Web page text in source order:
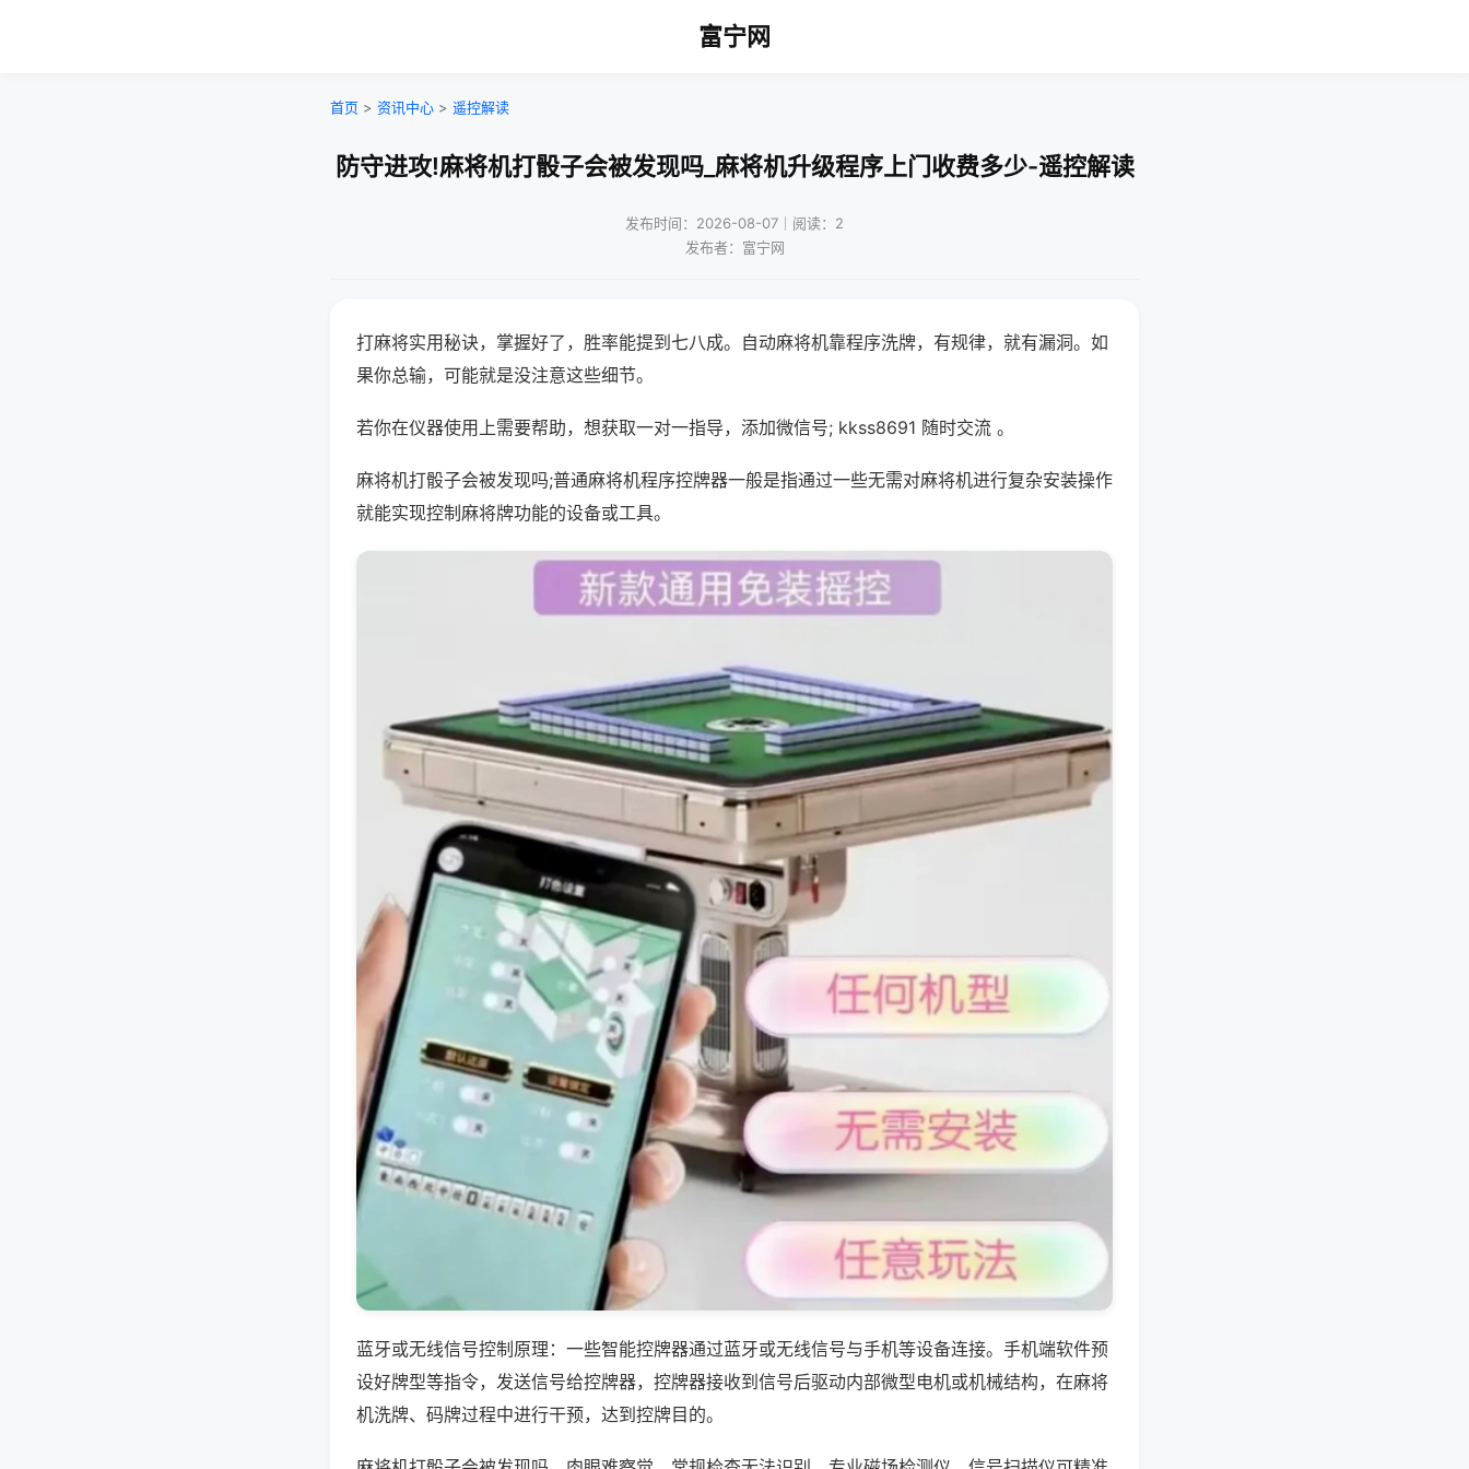
富宁网
首页 > 资讯中心 > 遥控解读
防守进攻!麻将机打骰子会被发现吗_麻将机升级程序上门收费多少-遥控解读
发布时间：2026-08-07｜阅读：2
发布者：富宁网
打麻将实用秘诀，掌握好了，胜率能提到七八成。自动麻将机靠程序洗牌，有规律，就有漏洞。如
果你总输，可能就是没注意这些细节。
若你在仪器使用上需要帮助，想获取一对一指导，添加微信号; kkss8691 随时交流 。
麻将机打骰子会被发现吗;普通麻将机程序控牌器一般是指通过一些无需对麻将机进行复杂安装操作
就能实现控制麻将牌功能的设备或工具。
蓝牙或无线信号控制原理：一些智能控牌器通过蓝牙或无线信号与手机等设备连接。手机端软件预
设好牌型等指令，发送信号给控牌器，控牌器接收到信号后驱动内部微型电机或机械结构，在麻将
机洗牌、码牌过程中进行干预，达到控牌目的。